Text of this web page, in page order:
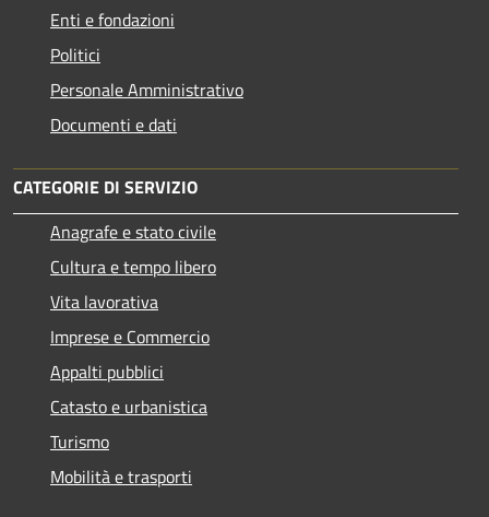
Enti e fondazioni
Politici
Personale Amministrativo
Documenti e dati
CATEGORIE DI SERVIZIO
Anagrafe e stato civile
Cultura e tempo libero
Vita lavorativa
Imprese e Commercio
Appalti pubblici
Catasto e urbanistica
Turismo
Mobilità e trasporti